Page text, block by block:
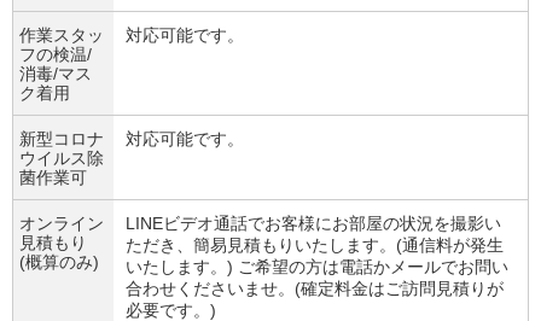
作業スタッ
フの検温/
消毒/マス
ク着用
対応可能です。
新型コロナ
ウイルス除
菌作業可
対応可能です。
オンライン
見積もり
(概算のみ)
LINEビデオ通話でお客様にお部屋の状況を撮影い
ただき、簡易見積もりいたします。(通信料が発生
いたします。) ご希望の方は電話かメールでお問い
合わせくださいませ。(確定料金はご訪問見積りが
必要です。)